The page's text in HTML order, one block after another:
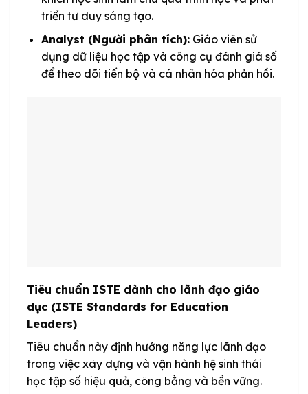
triển tư duy sáng tạo.
Analyst (Người phân tích):Giáo viên sử
dụng dữ liệu học tập và công cụ đánh giá số
để theo dõi tiến bộ và cá nhân hóa phản hồi.
Tiêu chuẩn ISTE dành cho lãnh đạo giáo
dục (ISTE Standards for Education
Leaders)
Tiêu chuẩn này định hướng năng lực lãnh đạo
trong việc xây dựng và vận hành hệ sinh thái
học tập số hiệu quả, công bằng và bền vững.